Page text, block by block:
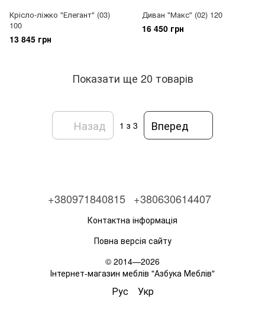
Крісло-ліжко "Елегант" (03)
100
13 845 грн
Диван "Макс" (02) 120
16 450 грн
Показати ще 20 товарів
Назад 1 з 3 Вперед
+380971840815 +380630614407
Контактна інформація
Повна версія сайту
© 2014—2026
Інтернет-магазин меблів "Азбука Меблів"
Рус Укр